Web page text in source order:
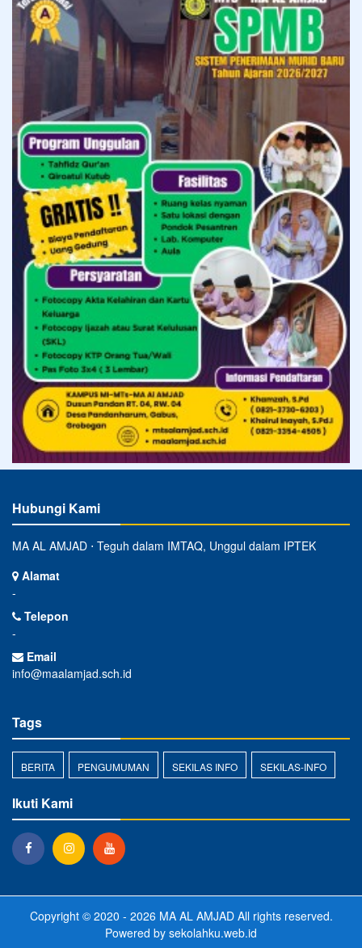
Hubungi Kami
MA AL AMJAD ⋅ Teguh dalam IMTAQ, Unggul dalam IPTEK
Alamat
-
Telepon
-
Email
info@maalamjad.sch.id
Tags
BERITA PENGUMUMAN SEKILAS INFO SEKILAS-INFO
Ikuti Kami
Copyright © 2020 - 2026 MA AL AMJADAll rights reserved.
Powered by sekolahku.web.id